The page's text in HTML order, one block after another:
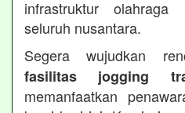
infrastruktur
seluruh nusantara.
Segera wujudkan
fasilitas jogging
memanfaatkan